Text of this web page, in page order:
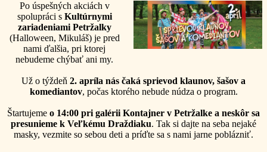
Po úspešných akciách v
spolupráci s Kultúrnymi
zariadeniami Petržalky
(Halloween, Mikuláš) je pred
nami ďalšia, pri ktorej
nebudeme chýbať ani my.
Už o týždeň 2. apríla nás čaká sprievod klaunov, šašov a
komediantov, počas ktorého nebude núdza o program.
Štartujeme o 14:00 pri galérii Kontajner v Petržalke a neskôr sa
presunieme k Veľkému Draždiaku. Tak si dajte na seba nejaké
masky, vezmite so sebou deti a príďte sa s nami jarne poblázniť.